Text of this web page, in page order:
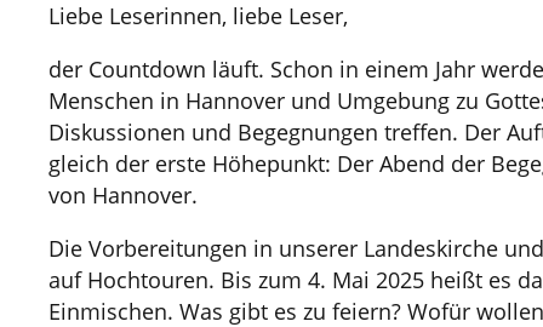
Liebe Leserinnen, liebe Leser,
der Countdown läuft. Schon in einem Jahr
Menschen in Hannover und Umgebung zu
Diskussionen und Begegnungen treffen. Der
gleich der erste Höhepunkt: Der Abend der
von Hannover.
Die Vorbereitungen in unserer Landeskirche
auf Hochtouren. Bis zum 4. Mai 2025 heißt es
Einmischen. Was gibt es zu feiern? Wofür